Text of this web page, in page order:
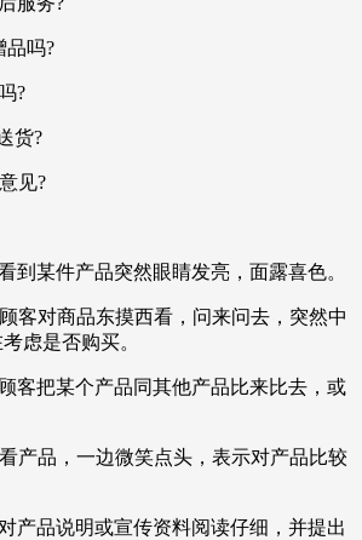
品吗?
?
货?
见?
到某件产品突然眼睛发亮，面露喜色。
客对商品东摸西看，问来问去，突然中
虑是否购买。
客把某个产品同其他产品比来比去，或
产品，一边微笑点头，表示对产品比较
产品说明或宣传资料阅读仔细，并提出